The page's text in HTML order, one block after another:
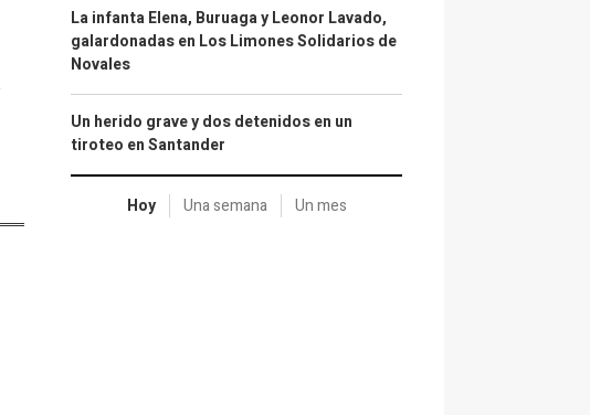
La infanta Elena, Buruaga y Leonor Lavado,
galardonadas en Los Limones Solidarios de
Novales
Un herido grave y dos detenidos en un
tiroteo en Santander
Hoy Una semana Un mes